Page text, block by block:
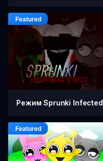
Режим Sprunki Infected